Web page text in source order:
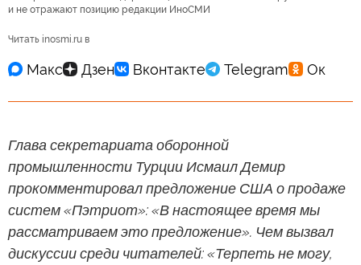
и не отражают позицию редакции ИноСМИ
Читать inosmi.ru в
Глава секретариата оборонной
промышленности Турции Исмаил Демир
прокомментировал предложение США о продаже
систем «Пэтриот»: «В настоящее время мы
рассматриваем это предложение». Чем вызвал
дискуссии среди читателей: «Терпеть не могу,